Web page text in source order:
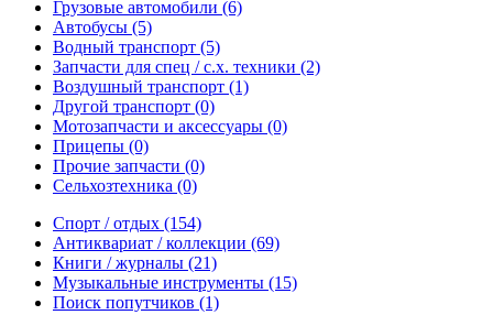
Грузовые автомобили (6)
Автобусы (5)
Водный транспорт (5)
Запчасти для спец / с.х. техники (2)
Воздушный транспорт (1)
Другой транспорт (0)
Мотозапчасти и аксессуары (0)
Прицепы (0)
Прочие запчасти (0)
Сельхозтехника (0)
Спорт / отдых (154)
Антиквариат / коллекции (69)
Книги / журналы (21)
Музыкальные инструменты (15)
Поиск попутчиков (1)